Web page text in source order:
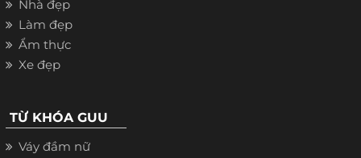
Nhà đẹp
Làm đẹp
Ẩm thực
Xe đẹp
TỪ KHÓA GUU
Váy đầm nữ